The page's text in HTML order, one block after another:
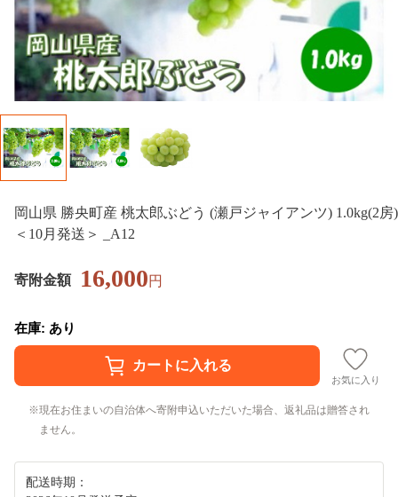
岡山県 勝央町産 桃太郎ぶどう (瀬戸ジャイアンツ) 1.0kg(2房)
＜10月発送＞ _A12
寄附金額 16,000円
在庫: あり
お気に入り
現在お住まいの自治体へ寄附申込いただいた場合、返礼品は贈答され
ません。
配送時期：